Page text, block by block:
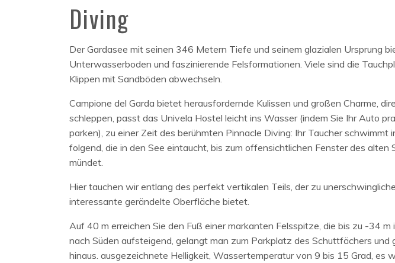
Diving
Der Gardasee mit seinen 346 Metern Tiefe und seinem glazialen Ursprung
Unterwasserboden und faszinierende Felsformationen. Viele sind die
Klippen mit Sandböden abwechseln.
Campione del Garda bietet herausfordernde Kulissen und großen Charme,
schleppen, passt das Univela Hostel leicht ins Wasser (indem Sie Ihr Auto
parken), zu einer Zeit des berühmten Pinnacle Diving: Ihr Taucher schwimmt
folgend, die in den See eintaucht, bis zum offensichtlichen Fenster des alten
mündet.
Hier tauchen wir entlang des perfekt vertikalen Teils, der zu
interessante gerändelte Oberfläche bietet.
Auf 40 m erreichen Sie den Fuß einer markanten Felsspitze, die bis zu -34
nach Süden aufsteigend, gelangt man zum Parkplatz des Schuttfächers und
hinaus. ausgezeichnete Helligkeit, Wassertemperatur von 9 bis 15 Grad, es